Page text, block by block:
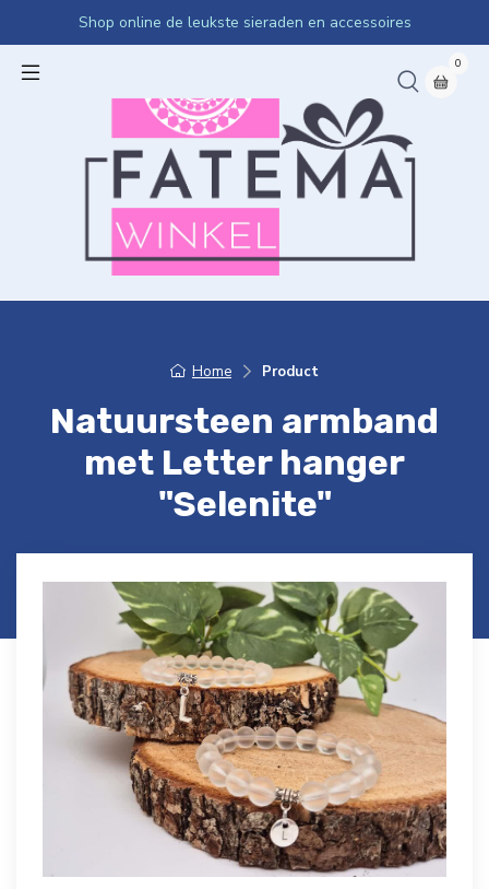
Shop online de leukste sieraden en accessoires
0
Home Product
Natuursteen armband
met Letter hanger
"Selenite"